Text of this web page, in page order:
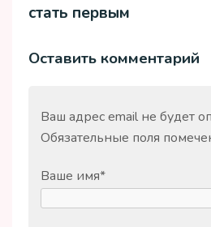
стать первым
Оставить комментарий
Ваш адрес email не будет
Обязательные поля
Ваше имя*